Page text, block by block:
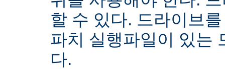
할 수 있다. 드라이브
파치 실행파일이 있는
다.